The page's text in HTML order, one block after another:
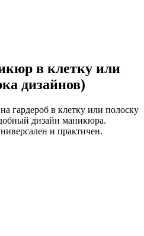
в клетку или
дизайнов)
гардероб в клетку или полоску
дизайн маникюра.
и практичен.